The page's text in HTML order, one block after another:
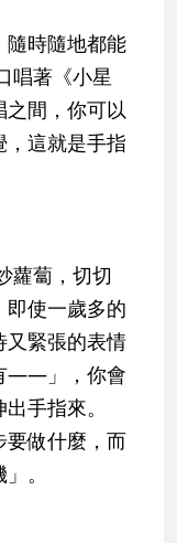
隨時隨地都能
唱著《小星
間，你可以
這就是手指
蘿蔔，切切
使一歲多的
又緊張的表情
——」，你會
手指來。
做什麼，而
。
誼集結國小老師
從孩子的學習、
備能力做起，幫
學準備，還有國